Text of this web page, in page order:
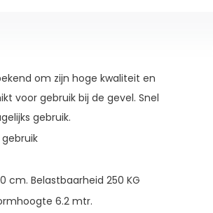
om zijn hoge kwaliteit en
voor gebruik bij de gevel. Snel
gebruik.
cm. Belastbaarheid 250 KG
6.2 mtr.